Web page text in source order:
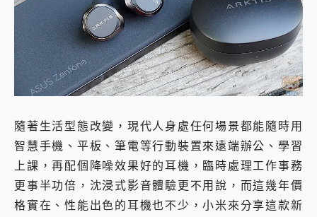
iPhone 17 系列 有認證的防護來囉！ imos 首家導入 UL MCV 行銷宣告驗證的手機配件品牌
DJI Osmo Pocket 3 爽爽帶回家 歡慶 EaseUS 21 週年到來，「Slogan 海報徵稿活動」好康大放送
小巧好吸不擋鏡頭 有Qi2認證的 ONPRO MagReact MXs2 5000mAh薄型磁吸無線急速行動電源 開箱 評測
會走動的冷暖氣 SONY REON POCKET PRO 穿戴式智慧冷暖調溫裝置 開箱 評測
寶可夢飛人外掛iToolab AnyGo全新升級，GO Fest 五折優惠嗨翻天！支援 iOS/Android！
百倍變焦實測~ vivo X200 Pro 與 S25 Ultra 誰能滿足全場景拍攝需求？
超好用的 PLAUD NotePin AI 智慧錄音膠囊~ 您的AI 秘書已上線 每月免費送你 300分鐘轉寫
自帶線的 有線無線都能充 ONPRO MagReact M5 10000mAh 5合1 磁吸無線急速行動電源 開箱 評測
飛利浦 JS7310 ⚡【電急便｜行動儲能救車電源】 可靠的旅行夥伴！帶給您優異的安全性與強大供電效能
是螢幕也是電視! 一機超多用途「MSI微星 Modern MD272UPSW 27型」 4K IPS 輕薄商用智慧聯網螢幕 開箱 評測
您的專屬AI 助手 Yoga Slim 7 Aura Edition 觸控AI筆電 開箱 評測
realme 14 Pro 超硬軍規、冰感變色實測，realme 14 5G 遊戲戰鬥值爆表，效能x娛樂全都要！
iPhone、Apple Watch、AirPods耳機 三個設備充電一起搞定 ONPRO MagReact™ M3 3 in 1可攜摺疊無線充電器 開箱 評測
隨著生活型態改變，現代人身處任何場景都能隨時用
智慧手機、平板、筆電等行動裝置來遠端辦公、學習
上課，再配個降噪效果好的耳機，臨時處理工作事務
更事半功倍，沈浸式影音體驗更不用說，而這幾年價
格實在、性能出色的耳機也不少，小米來分享這款新